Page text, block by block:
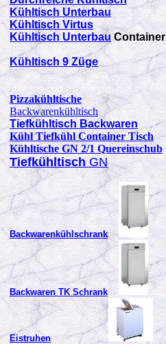
Kühltisch Unterbau
Kühltisch Virtus
Kühltisch UnterbauContainer
Kühltisch 9 Züge
Pizzakühltische
Backwarenkühltisch
Tiefkühltisch Backwaren
Kühl Tiefkühl Container Tisch
Kühltische GN 2/1 Quereinschub
TiefkühltischGN
Backwarenkühlschrank
Backwaren TK Schrank
Eistruhen